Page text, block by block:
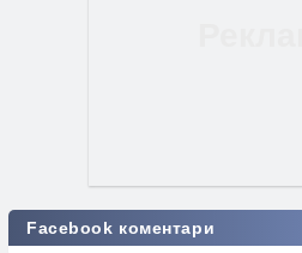
Facebook коментари